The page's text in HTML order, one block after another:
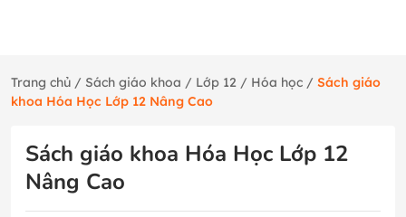
Trang chủ / Sách giáo khoa / Lớp 12 / Hóa học / Sách giáo
khoa Hóa Học Lớp 12 Nâng Cao
Sách giáo khoa Hóa Học Lớp 12
Nâng Cao